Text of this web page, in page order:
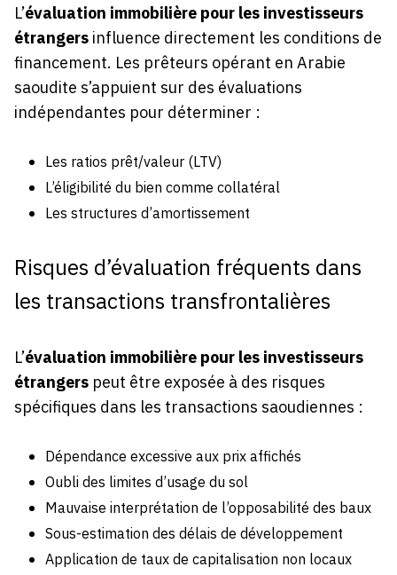
L’évaluation immobilière pour les investisseurs
étrangersinfluence directement les conditions de
financement. Les prêteurs opérant en Arabie
saoudite s’appuient sur des évaluations
indépendantes pour déterminer :
Les ratios prêt/valeur (LTV)
L’éligibilité du bien comme collatéral
Les structures d’amortissement
Risques d’évaluation fréquents dans
les transactions transfrontalières
L’évaluation immobilière pour les investisseurs
étrangers peut être exposée à des risques
spécifiques dans les transactions saoudiennes :
Dépendance excessive aux prix affichés
Oubli des limites d’usage du sol
Mauvaise interprétation de l’opposabilité des baux
Sous-estimation des délais de développement
Application de taux de capitalisation non locaux